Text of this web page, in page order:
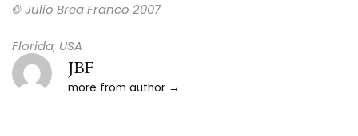
© Julio Brea Franco 2007
Florida, USA
JBF
more from author